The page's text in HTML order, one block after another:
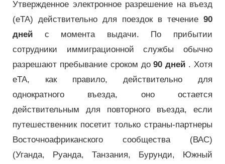
Утвержденное электронное разрешение на въезд
(eTA) действительно для поездок в течение 90
дней с момента выдачи. По прибытии
сотрудники иммиграционной службы обычно
разрешают пребывание сроком до90 дней . Хотя
eTA, как правило, действительно для
однократного въезда, оно остается
действительным для повторного въезда, если
путешественник посетит только страны-партнеры
Восточноафриканского сообщества (ВАС)
(Уганда, Руанда, Танзания, Бурунди, Южный